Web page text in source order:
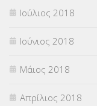
Ιούλιος 2018
Ιούνιος 2018
Μάιος 2018
Απρίλιος 2018